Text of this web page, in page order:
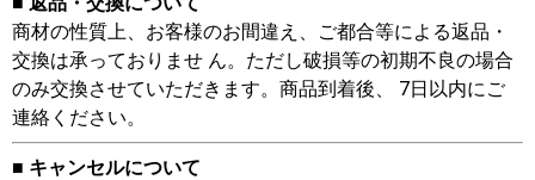
商材の性質上、お客様のお間違え、ご都合等による返品・
交換は承っておりませ ん。ただし破損等の初期不良の場合
のみ交換させていただきます。商品到着後、 7日以内にご
連絡ください。
■ キャンセルについて